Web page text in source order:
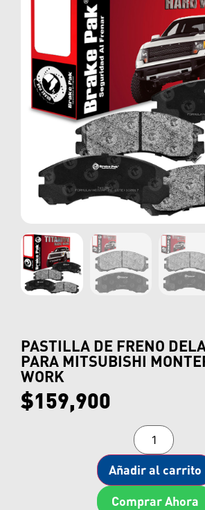
PASTILLA DE FRENO
PARA MITSUBISHI
WORK
$159,900
Añadir al carrito
Comprar Ahora